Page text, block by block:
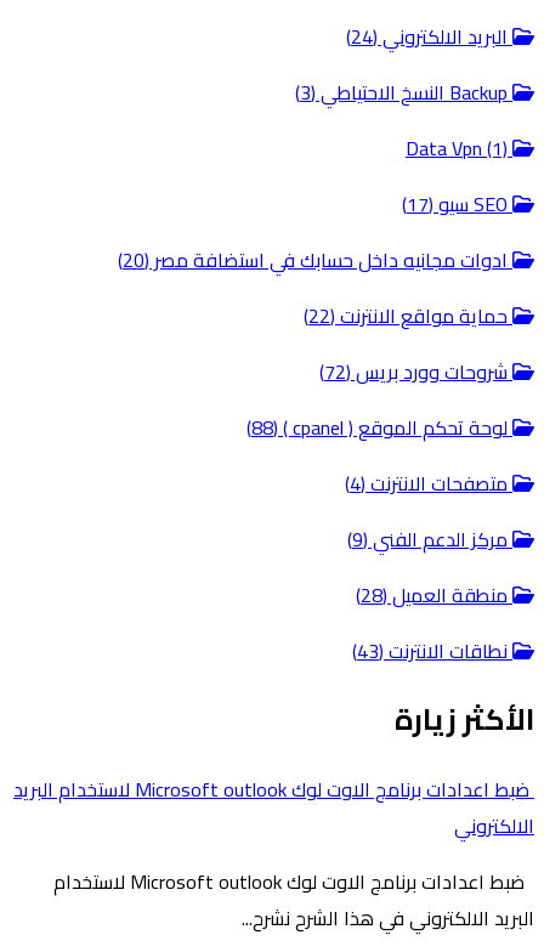
البريد الالكتروني (24)
Backup النسخ الاحتياطي (3)
Data Vpn (1)
SEO سيو (17)
ادوات مجانيه داخل حسابك في استضافة مصر (20)
حماية مواقع الانترنت (22)
شروحات وورد بريس (72)
لوحة تحكم الموقع ( cpanel ) (88)
متصفحات الانترنت (4)
مركز الدعم الفني (9)
منطقة العميل (28)
نطاقات الانترنت (43)
الأكثر زيارة
ضبط اعدادات برنامج الاوت لوك Microsoft outlook لاستخدام البريد
الالكتروني
ضبط اعدادات برنامج الاوت لوك Microsoft outlook لاستخدام
البريد الالكتروني في هذا الشرح نشرح...